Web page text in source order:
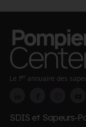
Le 1er annuaire des
SDIS et Sapeurs-